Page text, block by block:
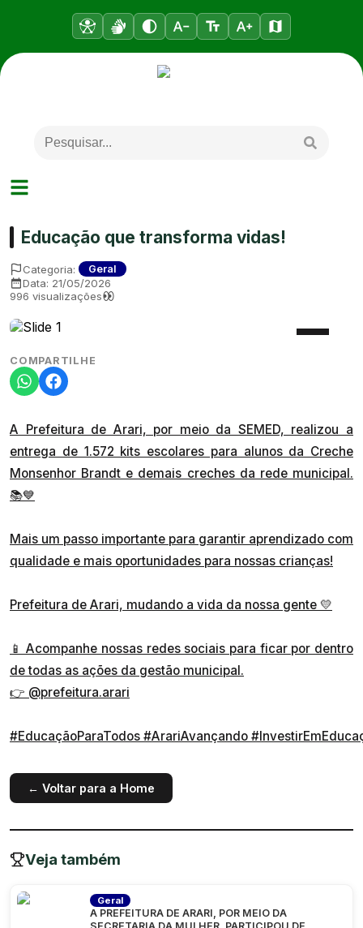
Educação que transforma vidas!
Categoria: Geral
Data: 21/05/2026
996 visualizações
COMPARTILHE
A Prefeitura de Arari, por meio da SEMED, realizou a
entrega de 1.572 kits escolares para alunos da Creche
Monsenhor Brandt e demais creches da rede municipal.
📚💙
Mais um passo importante para garantir aprendizado com
qualidade e mais oportunidades para nossas crianças!
Prefeitura de Arari, mudando a vida da nossa gente 💛
📱 Acompanhe nossas redes sociais para ficar por dentro
de todas as ações da gestão municipal.
👉 @prefeitura.arari
#EducaçãoParaTodos #ArariAvançando
← Voltar para a Home
Veja também
Geral
A PREFEITURA DE ARARI, POR MEIO DA